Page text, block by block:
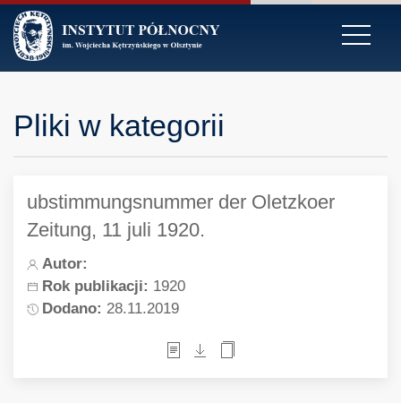
Pliki w kategorii
ubstimmungsnummer der Oletzkoer
Zeitung, 11 juli 1920.
Autor:
Rok publikacji: 1920
Dodano: 28.11.2019